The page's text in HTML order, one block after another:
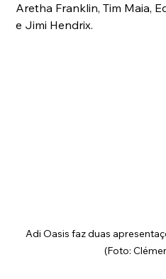
Aretha Franklin, Tim Maia,
e Jimi Hendrix.
Adi Oasis faz duas
(Foto: